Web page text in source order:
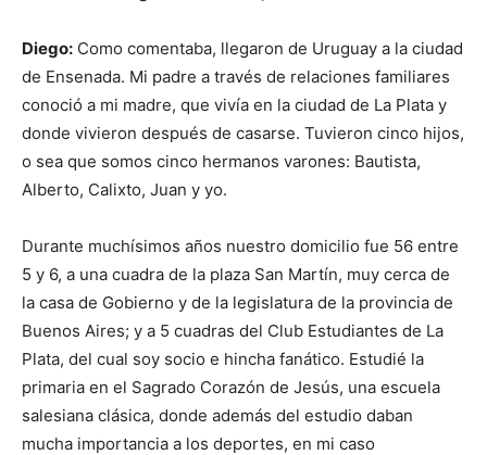
Diego: Como comentaba, llegaron de Uruguay a la ciudad
de Ensenada. Mi padre a través de relaciones familiares
conoció a mi madre, que vivía en la ciudad de La Plata y
donde vivieron después de casarse. Tuvieron cinco hijos,
o sea que somos cinco hermanos varones: Bautista,
Alberto, Calixto, Juan y yo.
Durante muchísimos años nuestro domicilio fue 56 entre
5 y 6, a una cuadra de la plaza San Martín, muy cerca de
la casa de Gobierno y de la legislatura de la provincia de
Buenos Aires; y a 5 cuadras del Club Estudiantes de La
Plata, del cual soy socio e hincha fanático. Estudié la
primaria en el Sagrado Corazón de Jesús, una escuela
salesiana clásica, donde además del estudio daban
mucha importancia a los deportes, en mi caso